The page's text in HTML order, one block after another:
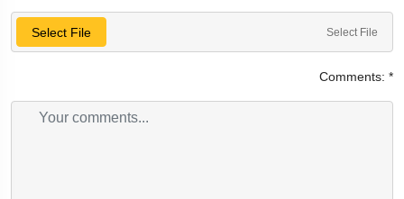
Select File Select File
Comments: *